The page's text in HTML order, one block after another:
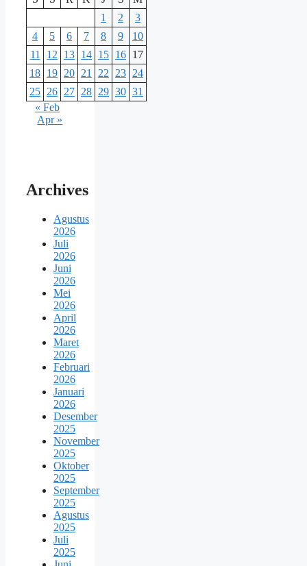
1
2
3
4
5 6 7 8 9
10
11
12 13 14 15 16 17
18 19 20 21 22 23 24
25 26 27 28 29 30 31
« Feb
Apr »
Archives
Agustus
2026
Juli
2026
Juni
2026
Mei
2026
April
2026
Maret
2026
Februari
2026
Januari
2026
Desember
2025
November
2025
Oktober
2025
September
2025
Agustus
2025
Juli
2025